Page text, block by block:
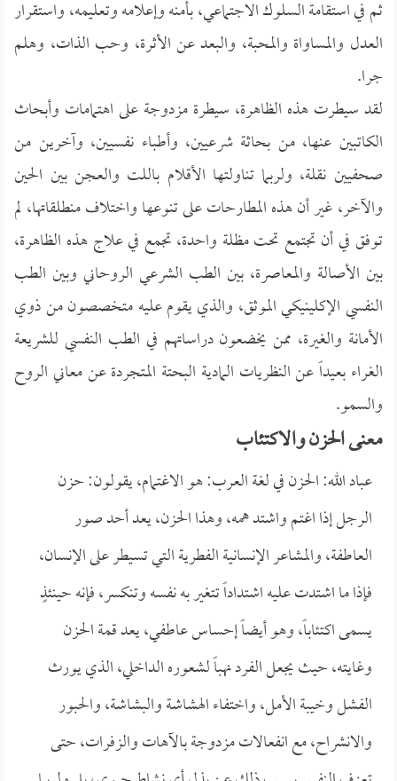
ثم في استقامة السلوك الاجتماعي، بأمنه وإعلامه وتعليمه، واستقرار
العدل والمساواة والمحبة، والبعد عن الأثرة، وحب الذات، وهلم
جرا.
لقد سيطرت هذه الظاهرة، سيطرة مزدوجة على اهتمامات وأبحاث
الكاتبين عنها، من بحاثة شرعيين، وأطباء نفسيين، وآخرين من
صحفيين نقلة، ولربما تناولتها الأقلام باللت والعجن بين الحين
والآخر، غير أن هذه المطارحات على تنوعها واختلاف منطلقاتها، لم
توفق في أن تجتمع تحت مظلة واحدة، تجمع في علاج هذه الظاهرة،
بين الأصالة والمعاصرة، بين الطب الشرعي الروحاني وبين الطب
النفسي الإكلينيكي الموثق، والذي يقوم عليه متخصصون من ذوي
الأمانة والغيرة، ممن يخضعون دراساتهم في الطب النفسي للشريعة
الغراء بعيداً عن النظريات المادية البحتة المتجردة عن معاني الروح
والسمو.
معنى الحزن والاكتئاب
عباد الله: الحزن في لغة العرب: هو الاغتمام، يقولون: حزن
الرجل إذا اغتم واشتد همه، وهذا الحزن، يعد أحد صور
العاطفة، والمشاعر الإنسانية الفطرية التي تسيطر على الإنسان،
فإذا ما اشتدت عليه اشتداداً تتغير به نفسه وتنكسر، فإنه حينئذٍ
يسمى اكتئاباً، وهو أيضاً إحساس عاطفي، يعد قمة الحزن
وغايته، حيث يجعل الفرد نهباً لشعوره الداخلي، الذي يورث
الفشل وخيبة الأمل، واختفاء الهشاشة والبشاشة، والحبور
والانشراح، مع انفعالات مزدوجة بالآهات والزفرات، حتى